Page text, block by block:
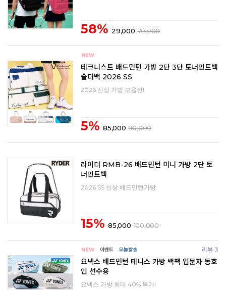
58% 29,000 70,000
테크니스트 배드민턴 가방 2단 3단 토너먼트백
숄더백 2026 SS
2026 신상 가방 모음전!
5% 85,000 90,000
라이더 RMB-26 배드민턴 미니 가방 2단 토
너먼트백
2026 SS 신상 배드민턴가방
15% 85,000 100,000
리뷰 3
요넥스 배드민턴 테니스 가방 백팩 입문자 동호
인 선수용
요넥스 가방 최대 40% 특가!